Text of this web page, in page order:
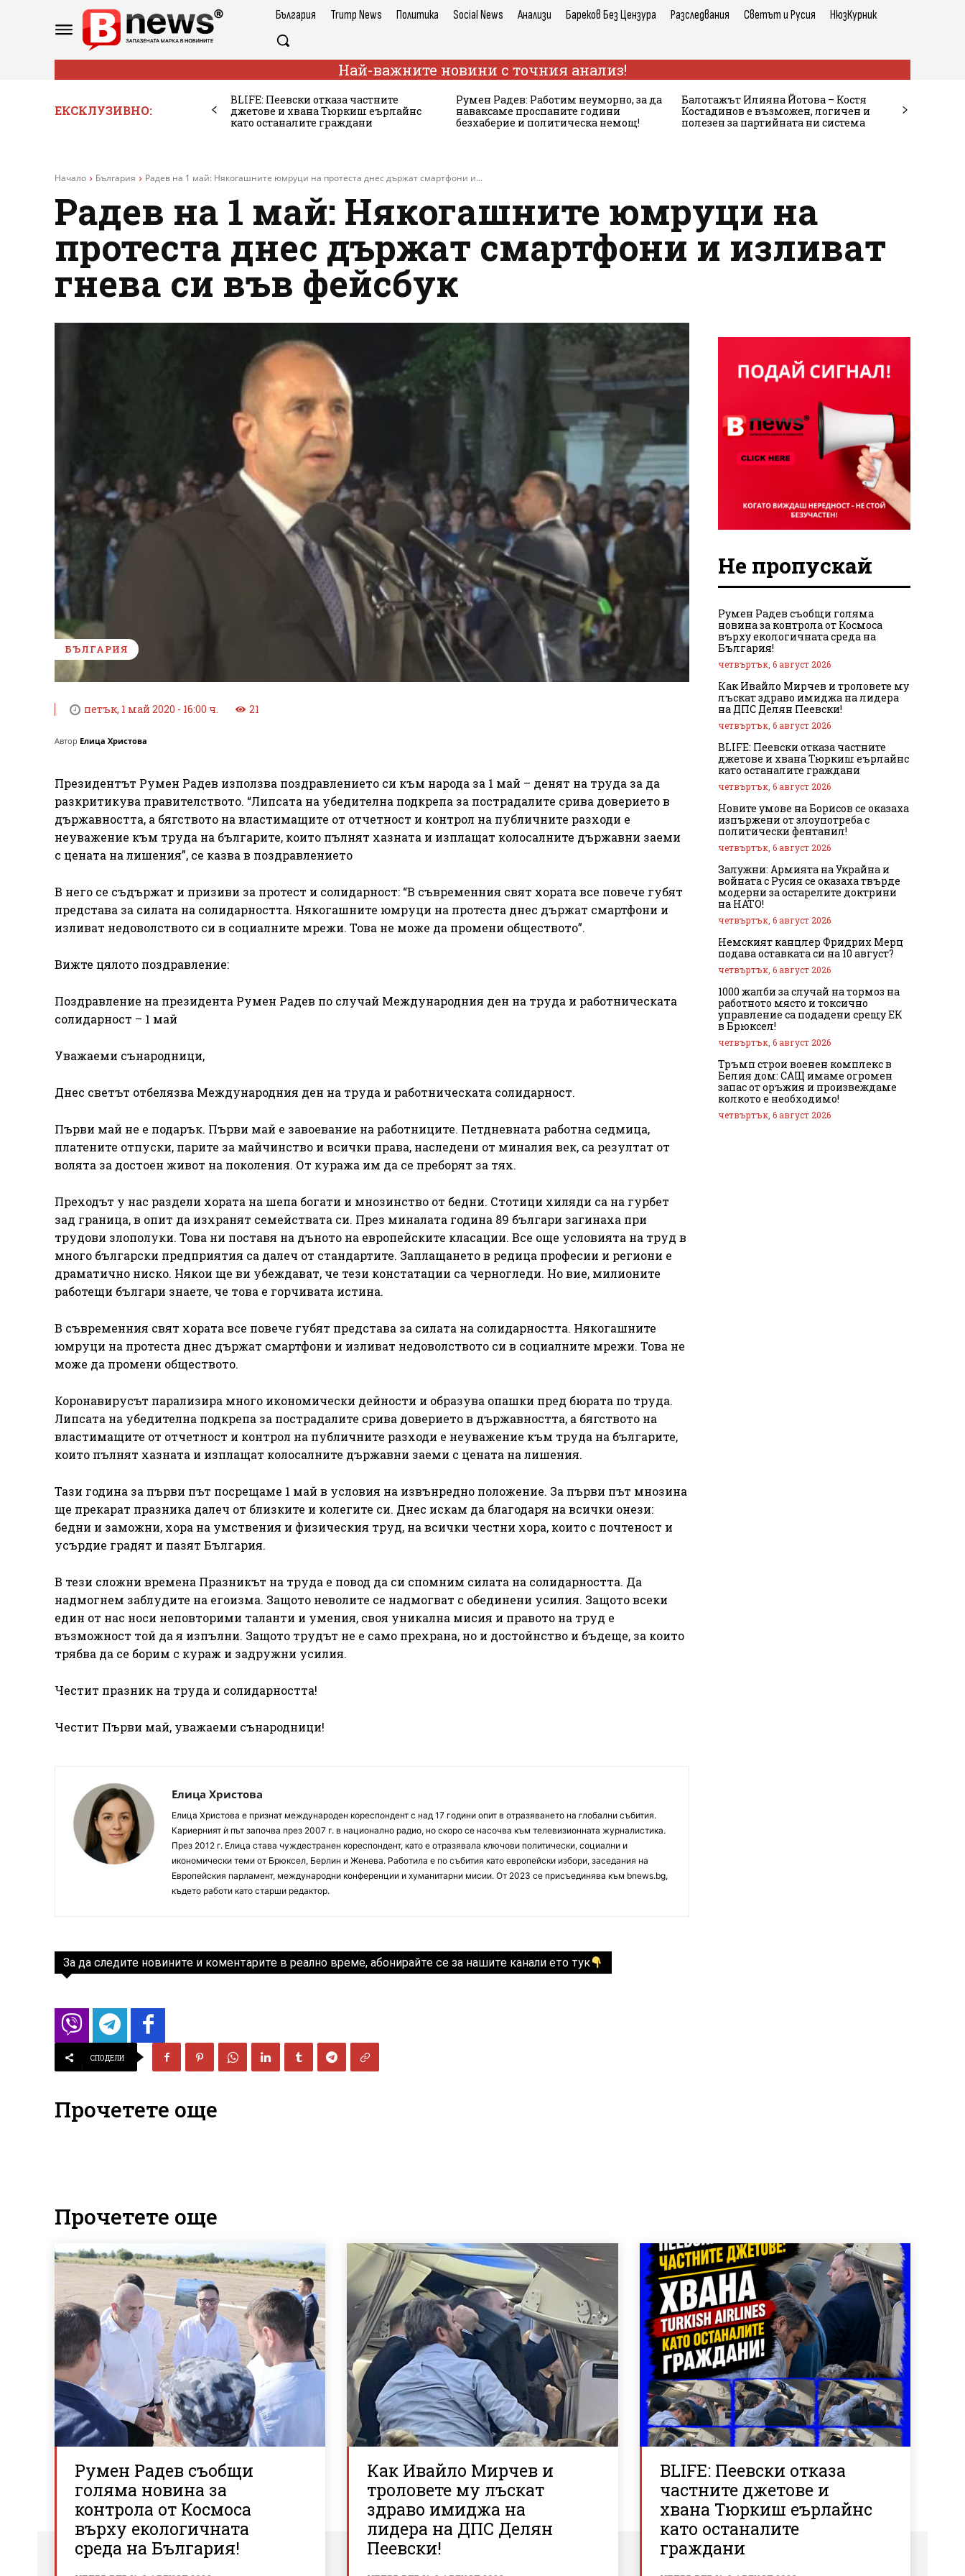
България Trump News Политика Social News Анализи Бареков Без Цензура Разследвания Светът и Русия НюзКурник
Най-важните новини с точния анализ!
ЕКСКЛУЗИВНО:
BLIFE: Пеевски отказа частните
джетове и хвана Тюркиш еърлайнс
като останалите граждани
Румен Радев: Работим неуморно, за да
наваксаме проспаните години
безхаберие и политическа немощ!
Балотажът Илияна Йотова – Костя
Костадинов е възможен, логичен и
полезен за партийната ни система
Начало България Радев на 1 май: Някогашните юмруци на протеста днес държат смартфони и...
Радев на 1 май: Някогашните юмруци на
протеста днес държат смартфони и изливат
гнева си във фейсбук
БЪЛГАРИЯ
петък, 1 май 2020 - 16:00 ч. 21
Автор Елица Христова
Президентът Румен Радев използва поздравлението си към народа за 1 май – денят на труда за да
разкритикува правителството. “Липсата на убедителна подкрепа за пострадалите срива доверието в
държавността, а бягството на властимащите от отчетност и контрол на публичните разходи е
неуважение към труда на българите, които пълнят хазната и изплащат колосалните държавни заеми
с цената на лишения”, се казва в поздравлението
В него се съдържат и призиви за протест и солидарност: “В съвременния свят хората все повече губят
представа за силата на солидарността. Някогашните юмруци на протеста днес държат смартфони и
изливат недоволството си в социалните мрежи. Това не може да промени обществото”.
Вижте цялото поздравление:
Поздравление на президента Румен Радев по случай Международния ден на труда и работническата
солидарност – 1 май
Уважаеми сънародници,
Днес светът отбелязва Международния ден на труда и работническата солидарност.
Първи май не е подарък. Първи май е завоевание на работниците. Петдневната работна седмица,
платените отпуски, парите за майчинство и всички права, наследени от миналия век, са резултат от
волята за достоен живот на поколения. От куража им да се преборят за тях.
Преходът у нас раздели хората на шепа богати и мнозинство от бедни. Стотици хиляди са на гурбет
зад граница, в опит да изхранят семействата си. През миналата година 89 българи загинаха при
трудови злополуки. Това ни поставя на дъното на европейските класации. Все още условията на труд в
много български предприятия са далеч от стандартите. Заплащането в редица професии и региони е
драматично ниско. Някои ще ви убеждават, че тези констатации са черногледи. Но вие, милионите
работещи българи знаете, че това е горчивата истина.
В съвременния свят хората все повече губят представа за силата на солидарността. Някогашните
юмруци на протеста днес държат смартфони и изливат недоволството си в социалните мрежи. Това не
може да промени обществото.
Коронавирусът парализира много икономически дейности и образува опашки пред бюрата по труда.
Липсата на убедителна подкрепа за пострадалите срива доверието в държавността, а бягството на
властимащите от отчетност и контрол на публичните разходи е неуважение към труда на българите,
които пълнят хазната и изплащат колосалните държавни заеми с цената на лишения.
Тази година за първи път посрещаме 1 май в условия на извънредно положение. За първи път мнозина
ще прекарат празника далеч от близките и колегите си. Днес искам да благодаря на всички онези:
бедни и заможни, хора на умствения и физическия труд, на всички честни хора, които с почтеност и
усърдие градят и пазят България.
В тези сложни времена Празникът на труда е повод да си спомним силата на солидарността. Да
надмогнем заблудите на егоизма. Защото неволите се надмогват с обединени усилия. Защото всеки
един от нас носи неповторими таланти и умения, своя уникална мисия и правото на труд е
възможност той да я изпълни. Защото трудът не е само прехрана, но и достойнство и бъдеще, за които
трябва да се борим с кураж и задружни усилия.
Честит празник на труда и солидарността!
Честит Първи май, уважаеми сънародници!
Елица Христова
Елица Христова е признат международен кореспондент с над 17 години опит в отразяването на глобални събития.
Кариерният ѝ път започва през 2007 г. в национално радио, но скоро се насочва към телевизионната журналистика.
През 2012 г. Елица става чуждестранен кореспондент, като е отразявала ключови политически, социални и
икономически теми от Брюксел, Берлин и Женева. Работила е по събития като европейски избори, заседания на
Европейския парламент, международни конференции и хуманитарни мисии. От 2023 се присъединява към bnews.bg,
където работи като старши редактор.
За да следите новините и коментарите в реално време, абонирайте се за нашите канали ето тук
СПОДЕЛИ
Прочетете още
Не пропускай
Румен Радев съобщи голяма
новина за контрола от Космоса
върху екологичната среда на
България!
четвъртък, 6 август 2026
Как Ивайло Мирчев и троловете му
лъскат здраво имиджа на лидера
на ДПС Делян Пеевски!
четвъртък, 6 август 2026
BLIFE: Пеевски отказа частните
джетове и хвана Тюркиш еърлайнс
като останалите граждани
четвъртък, 6 август 2026
Новите умове на Борисов се оказаха
изпържени от злоупотреба с
политически фентанил!
четвъртък, 6 август 2026
Залужни: Армията на Украйна и
войната с Русия се оказаха твърде
модерни за остарелите доктрини
на НАТО!
четвъртък, 6 август 2026
Немският канцлер Фридрих Мерц
подава оставката си на 10 август?
четвъртък, 6 август 2026
1000 жалби за случай на тормоз на
работното място и токсично
управление са подадени срещу ЕК
в Брюксел!
четвъртък, 6 август 2026
Тръмп строи военен комплекс в
Белия дом: САЩ имаме огромен
запас от оръжия и произвеждаме
колкото е необходимо!
четвъртък, 6 август 2026
Прочетете още
Румен Радев съобщи
голяма новина за
контрола от Космоса
върху екологичната
среда на България!
Как Ивайло Мирчев и
троловете му лъскат
здраво имиджа на
лидера на ДПС Делян
Пеевски!
BLIFE: Пеевски отказа
частните джетове и
хвана Тюркиш еърлайнс
като останалите
граждани